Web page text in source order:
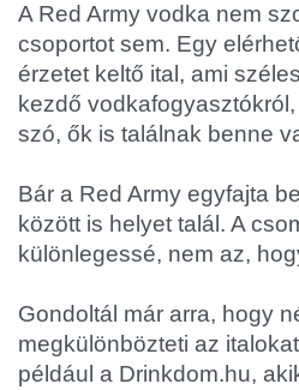
A Red Army vodka nem
csoportot sem. Egy
érzetet keltő ital, ami
kezdő
szó, ők is találnak benne
Bár a Red Army egyfajta
között is helyet talál. A
különlegessé, nem az,
Gondoltál már arra, hogy
megkülönbözteti az
például a Drinkdom.hu,